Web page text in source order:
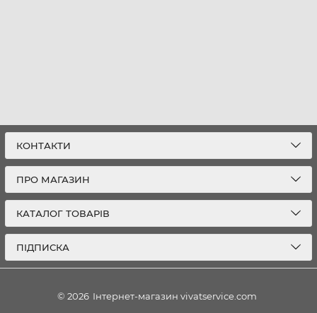
КОНТАКТИ
ПРО МАГАЗИН
КАТАЛОГ ТОВАРІВ
ПІДПИСКА
© 2026 Інтернет-магазин vivatservice.com